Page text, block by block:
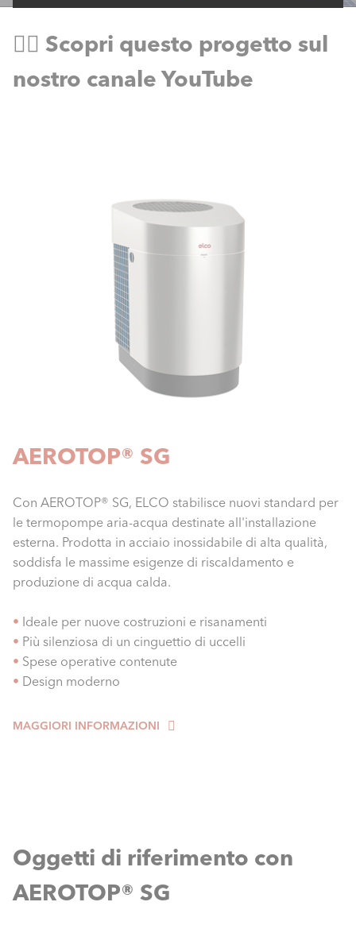
👉🏻 Scopri questo progetto sul
nostro canale YouTube
AEROTOP® SG
Con AEROTOP® SG, ELCO stabilisce nuovi standard per
le termopompe aria-acqua destinate all'installazione
esterna. Prodotta in acciaio inossidabile di alta qualità,
soddisfa le massime esigenze di riscaldamento e
produzione di acqua calda.
• Ideale per nuove costruzioni e risanamenti
• Più silenziosa di un cinguettio di uccelli
• Spese operative contenute
• Design moderno
MAGGIORI INFORMAZIONI
Oggetti di riferimento con
AEROTOP® SG